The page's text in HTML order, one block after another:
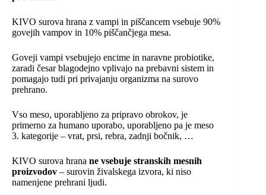
KIVO surova hrana z vampi in piščancem vsebuje 90%
govejih vampov in 10% piščančjega mesa.
Goveji vampi vsebujejo encime in naravne probiotike,
zaradi česar blagodejno vplivajo na prebavni sistem in
pomagajo tudi pri privajanju organizma na surovo
prehrano.
Vso meso, uporabljeno za pripravo obrokov, je
primerno za humano uporabo, uporabljeno pa je meso
3. kategorije – vrat, prsi, rebra, zadnji bočnik, …
KIVO surova hrana ne vsebuje stranskih mesnih
proizvodov – surovin živalskega izvora, ki niso
namenjene prehrani ljudi.